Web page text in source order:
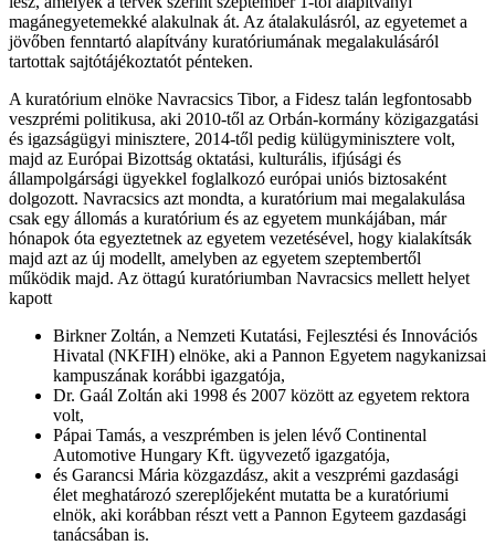
magánegyetemekké alakulnak át. Az átalakulásról, az egyetemet a
jövőben fenntartó alapítvány kuratóriumának megalakulásáról
tartottak sajtótájékoztatót pénteken.
A kuratórium elnöke Navracsics Tibor, a Fidesz talán legfontosabb
veszprémi politikusa, aki 2010-től az Orbán-kormány közigazgatási
és igazságügyi minisztere, 2014-től pedig külügyminisztere volt,
majd az Európai Bizottság oktatási, kulturális, ifjúsági és
állampolgársági ügyekkel foglalkozó európai uniós biztosaként
dolgozott. Navracsics azt mondta, a kuratórium mai megalakulása
csak egy állomás a kuratórium és az egyetem munkájában, már
hónapok óta egyeztetnek az egyetem vezetésével, hogy kialakítsák
majd azt az új modellt, amelyben az egyetem szeptembertől
működik majd. Az öttagú kuratóriumban Navracsics mellett helyet
kapott
Birkner Zoltán, a Nemzeti Kutatási, Fejlesztési és Innovációs
Hivatal (NKFIH) elnöke, aki a Pannon Egyetem nagykanizsai
kampuszának korábbi igazgatója,
Dr. Gaál Zoltán aki 1998 és 2007 között az egyetem rektora
volt,
Pápai Tamás, a veszprémben is jelen lévő Continental
Automotive Hungary Kft. ügyvezető igazgatója,
és Garancsi Mária közgazdász, akit a veszprémi gazdasági
élet meghatározó szereplőjeként mutatta be a kuratóriumi
elnök, aki korábban részt vett a Pannon Egyteem gazdasági
tanácsában is.